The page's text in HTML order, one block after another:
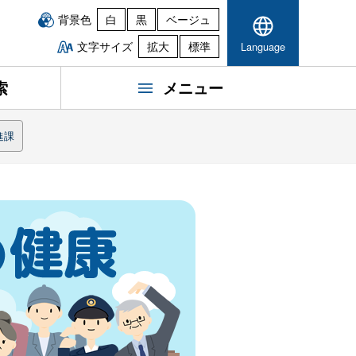
背景色 白 黒
ベージュ
文字サイズ
拡大 標準 Language
メニュー
課